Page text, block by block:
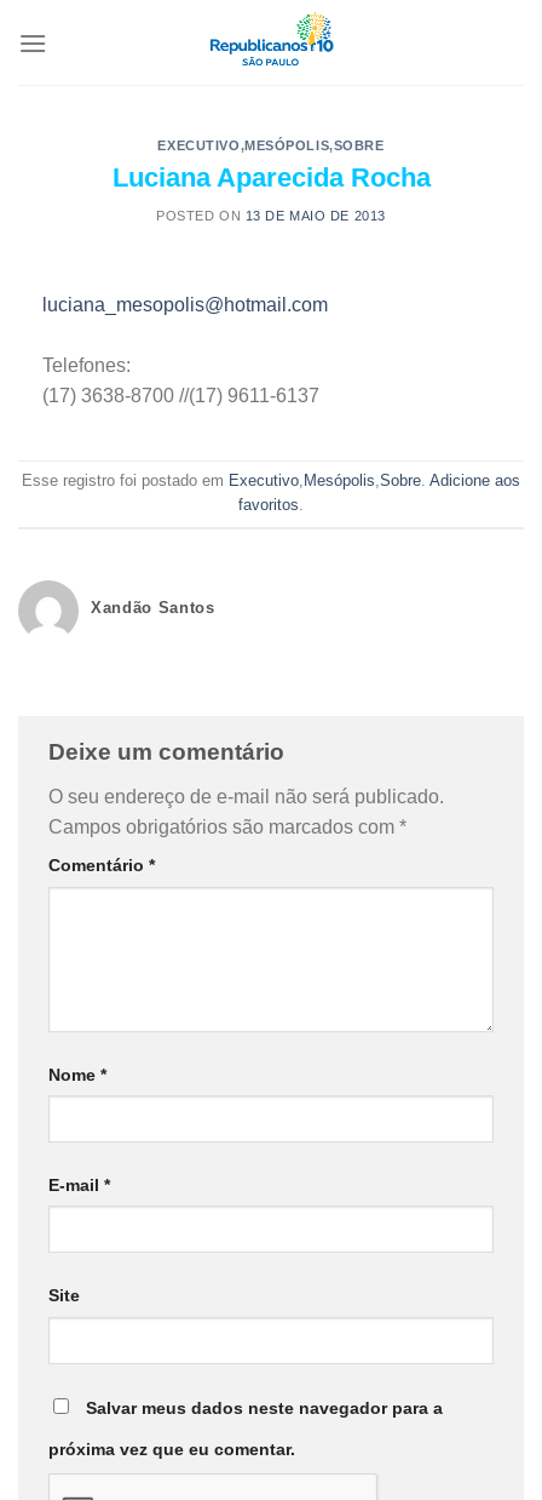
EXECUTIVO,MESÓPOLIS,SOBRE
Luciana Aparecida Rocha
POSTED ON 13 DE MAIO DE 2013
luciana_mesopolis@hotmail.com
Telefones:
(17) 3638-8700 //(17) 9611-6137
Esse registro foi postado em Executivo Mesópolis Sobre Adicione aos
favoritos
Xandão Santos
Deixe um comentário
O seu endereço de e-mail não será publicado.
Campos obrigatórios são marcados com *
Comentário *
Nome *
E-mail *
Site
Salvar meus dados neste navegador para a
próxima vez que eu comentar.